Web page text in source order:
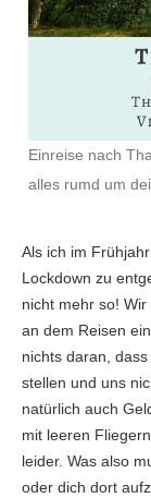
Einreise nach
alles rumd um
Als ich im
Lockdown zu
nicht mehr so!
an dem Reisen
nichts daran,
stellen und uns
natürlich auch
mit leeren
leider. Was also
oder dich dort